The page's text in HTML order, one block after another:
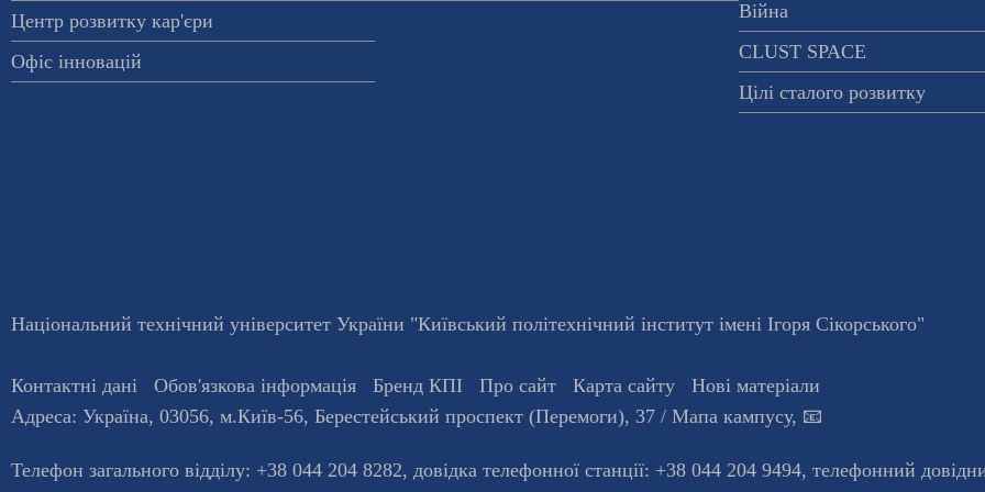
Центр розвитку кар'єри
Офіс інновацій
Війна
CLUST SPACE
Цілі сталого розвитку
Національний технічний університет України "Київський політехнічний інститут імені Ігоря Сікорського"
Контактні дані Обов'язкова інформація Бренд КПІ Про сайт Карта сайту
Нові матеріали
Адреса: Україна, 03056, м.Київ-56, Берестейський проспект (Перемоги), 37 / Мапа кампусу, 📧
Телефон загального відділу: +38 044 204 8282, довiдка телефонної станцiї: +38 044 204 9494, телефонний